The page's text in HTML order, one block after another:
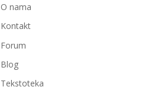
O nama
Kontakt
Forum
Blog
Tekstoteka